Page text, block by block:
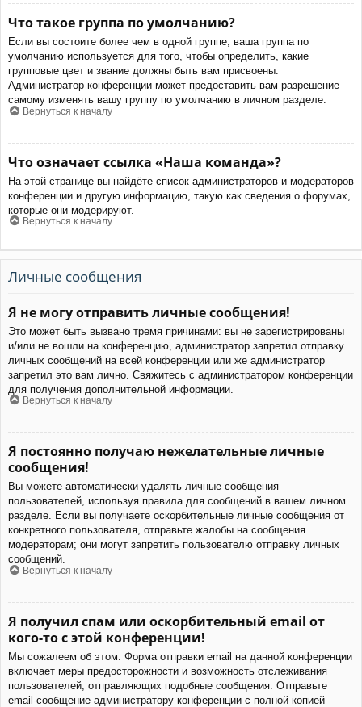
Что такое группа по умолчанию?
Если вы состоите более чем в одной группе, ваша группа по
умолчанию используется для того, чтобы определить, какие
групповые цвет и звание должны быть вам присвоены.
Администратор конференции может предоставить вам разрешение
самому изменять вашу группу по умолчанию в личном разделе.
Вернуться к началу
Что означает ссылка «Наша команда»?
На этой странице вы найдёте список администраторов и модераторов
конференции и другую информацию, такую как сведения о форумах,
которые они модерируют.
Вернуться к началу
Личные сообщения
Я не могу отправить личные сообщения!
Это может быть вызвано тремя причинами: вы не зарегистрированы
и/или не вошли на конференцию, администратор запретил отправку
личных сообщений на всей конференции или же администратор
запретил это вам лично. Свяжитесь с администратором конференции
для получения дополнительной информации.
Вернуться к началу
Я постоянно получаю нежелательные личные
сообщения!
Вы можете автоматически удалять личные сообщения
пользователей, используя правила для сообщений в вашем личном
разделе. Если вы получаете оскорбительные личные сообщения от
конкретного пользователя, отправьте жалобы на сообщения
модераторам; они могут запретить пользователю отправку личных
сообщений.
Вернуться к началу
Я получил спам или оскорбительный email от
кого-то с этой конференции!
Мы сожалеем об этом. Форма отправки email на данной конференции
включает меры предосторожности и возможность отслеживания
пользователей, отправляющих подобные сообщения. Отправьте
email-сообщение администратору конференции с полной копией